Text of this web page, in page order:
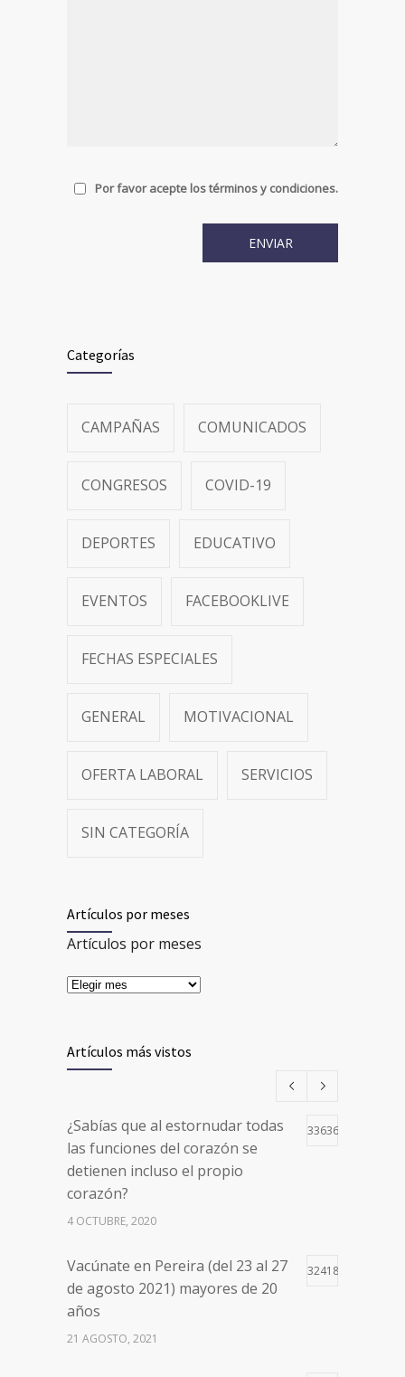
Por favor acepte los términos y condiciones.
Categorías
CAMPAÑAS COMUNICADOS
CONGRESOS COVID-19
DEPORTES EDUCATIVO
EVENTOS FACEBOOKLIVE
FECHAS ESPECIALES
GENERAL MOTIVACIONAL
OFERTA LABORAL SERVICIOS
SIN CATEGORÍA
Artículos por meses
Artículos por meses
Artículos más vistos
¿Sabías que al estornudar todas
las funciones del corazón se
detienen incluso el propio
corazón?
33636
4 OCTUBRE, 2020
Vacúnate en Pereira (del 23 al 27
de agosto 2021) mayores de 20
años
32418
21 AGOSTO, 2021